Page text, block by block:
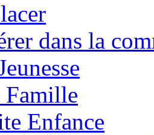
dans la
Enfance